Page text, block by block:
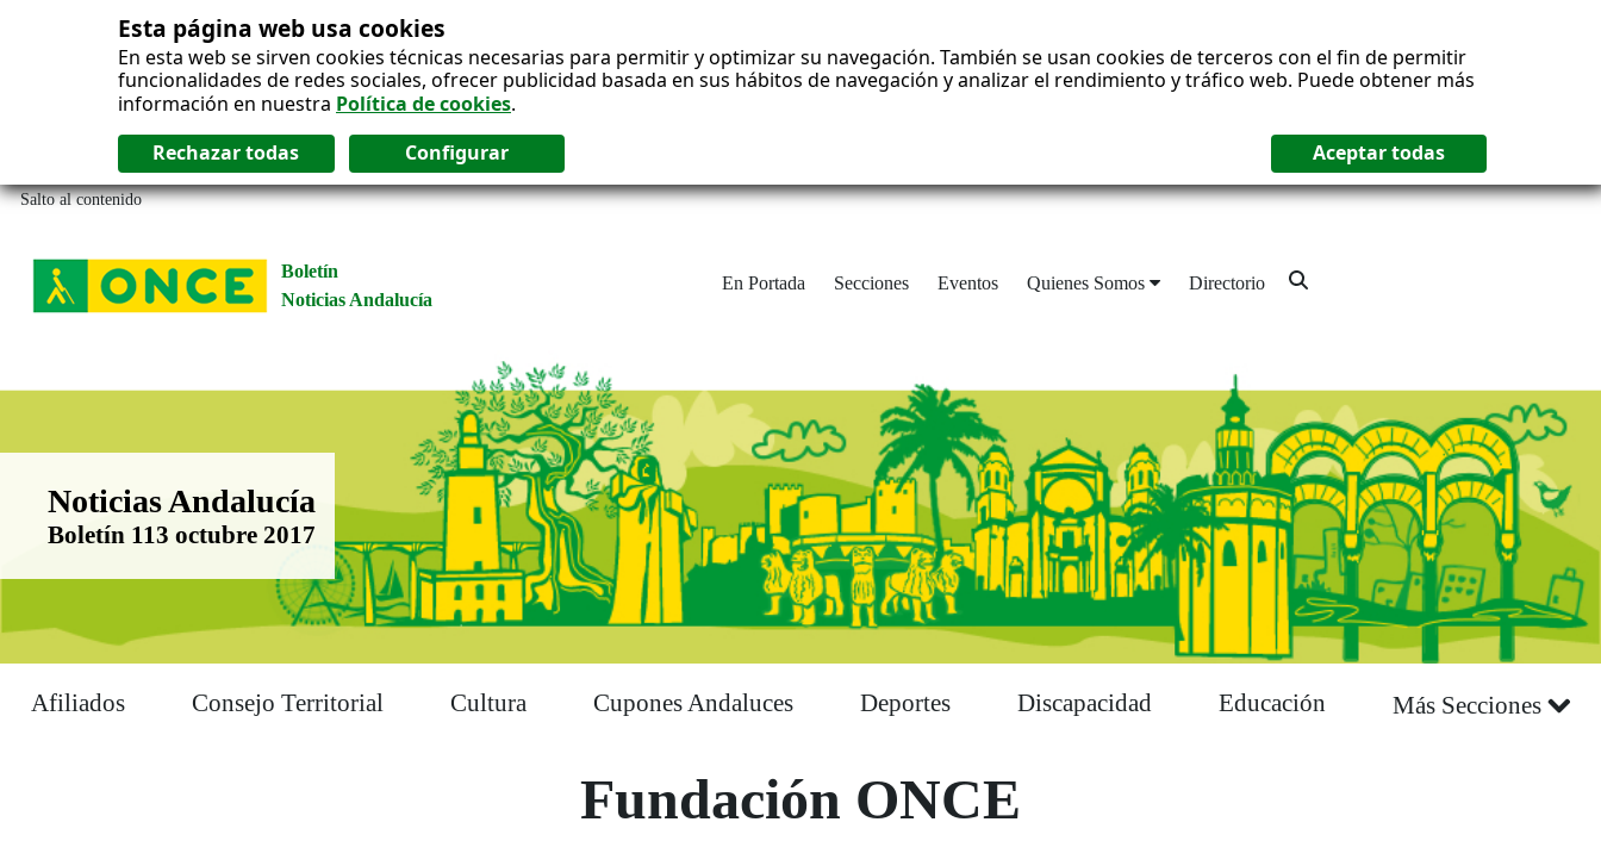
Esta página web usa cookies
En esta web se sirven cookies técnicas necesarias para permitir y optimizar su navegación. También se usan cookies de terceros con el fin de permitir
funcionalidades de redes sociales, ofrecer publicidad basada en sus hábitos de navegación y analizar el rendimiento y tráfico web. Puede obtener más
información en nuestra Política de cookies.
Salto al contenido
Boletín
Noticias Andalucía
En Portada Secciones Eventos Quienes Somos Directorio
Boletín Noticias Andalucía
Noticias Andalucía
Boletín 113 octubre 2017
Afiliados Consejo Territorial Cultura Cupones Andaluces Deportes Discapacidad Educación Más Secciones
Fundación ONCE